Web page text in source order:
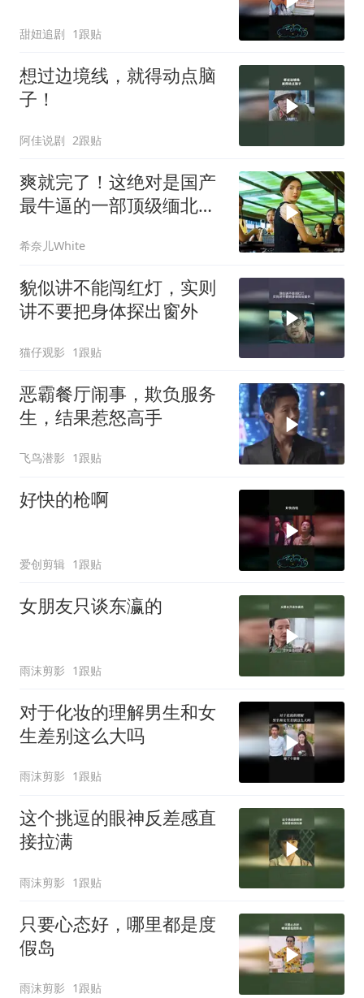
甜妞追剧 1跟贴
想过边境线，就得动点脑
子！
阿佳说剧 2跟贴
爽就完了！这绝对是国产
最牛逼的一部顶级缅北犯
希奈儿White
貌似讲不能闯红灯，实则
讲不要把身体探出窗外
猫仔观影 1跟贴
恶霸餐厅闹事，欺负服务
生，结果惹怒高手
飞鸟潜影 1跟贴
好快的枪啊
爱创剪辑 1跟贴
女朋友只谈东瀛的
雨沫剪影 1跟贴
对于化妆的理解男生和女
生差别这么大吗
雨沫剪影 1跟贴
这个挑逗的眼神反差感直
接拉满
雨沫剪影 1跟贴
只要心态好，哪里都是度
假岛
雨沫剪影 1跟贴